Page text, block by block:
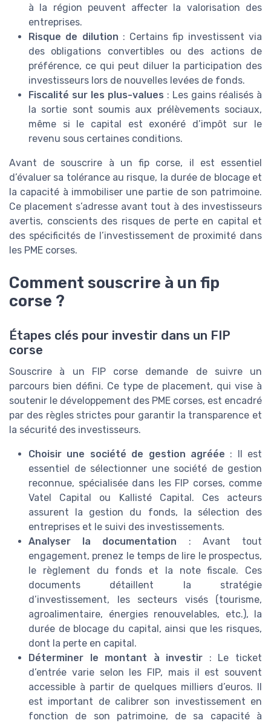
à la région peuvent affecter la valorisation des
entreprises.
Risque de dilution : Certains fip investissent via
des obligations convertibles ou des actions de
préférence, ce qui peut diluer la participation des
investisseurs lors de nouvelles levées de fonds.
Fiscalité sur les plus-values : Les gains réalisés à
la sortie sont soumis aux prélèvements sociaux,
même si le capital est exonéré d’impôt sur le
revenu sous certaines conditions.
Avant de souscrire à un fip corse, il est essentiel
d’évaluer sa tolérance au risque, la durée de blocage et
la capacité à immobiliser une partie de son patrimoine.
Ce placement s’adresse avant tout à des investisseurs
avertis, conscients des risques de perte en capital et
des spécificités de l’investissement de proximité dans
les PME corses.
Comment souscrire à un fip
corse ?
Étapes clés pour investir dans un FIP
corse
Souscrire à un FIP corse demande de suivre un
parcours bien défini. Ce type de placement, qui vise à
soutenir le développement des PME corses, est encadré
par des règles strictes pour garantir la transparence et
la sécurité des investisseurs.
Choisir une société de gestion agréée : Il est
essentiel de sélectionner une société de gestion
reconnue, spécialisée dans les FIP corses, comme
Vatel Capital ou Kallisté Capital. Ces acteurs
assurent la gestion du fonds, la sélection des
entreprises et le suivi des investissements.
Analyser la documentation : Avant tout
engagement, prenez le temps de lire le prospectus,
le règlement du fonds et la note fiscale. Ces
documents détaillent la stratégie
d’investissement, les secteurs visés (tourisme,
agroalimentaire, énergies renouvelables, etc.), la
durée de blocage du capital, ainsi que les risques,
dont la perte en capital.
Déterminer le montant à investir : Le ticket
d’entrée varie selon les FIP, mais il est souvent
accessible à partir de quelques milliers d’euros. Il
est important de calibrer son investissement en
fonction de son patrimoine, de sa capacité à